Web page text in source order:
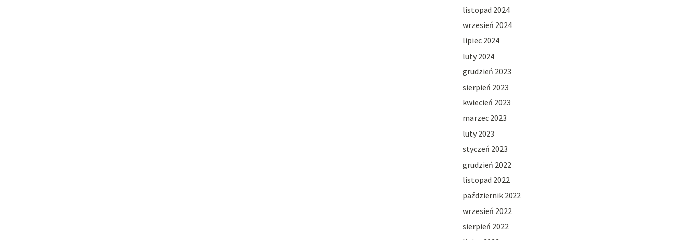
listopad 2024
wrzesień 2024
lipiec 2024
luty 2024
grudzień 2023
sierpień 2023
kwiecień 2023
marzec 2023
luty 2023
styczeń 2023
grudzień 2022
listopad 2022
październik 2022
wrzesień 2022
sierpień 2022